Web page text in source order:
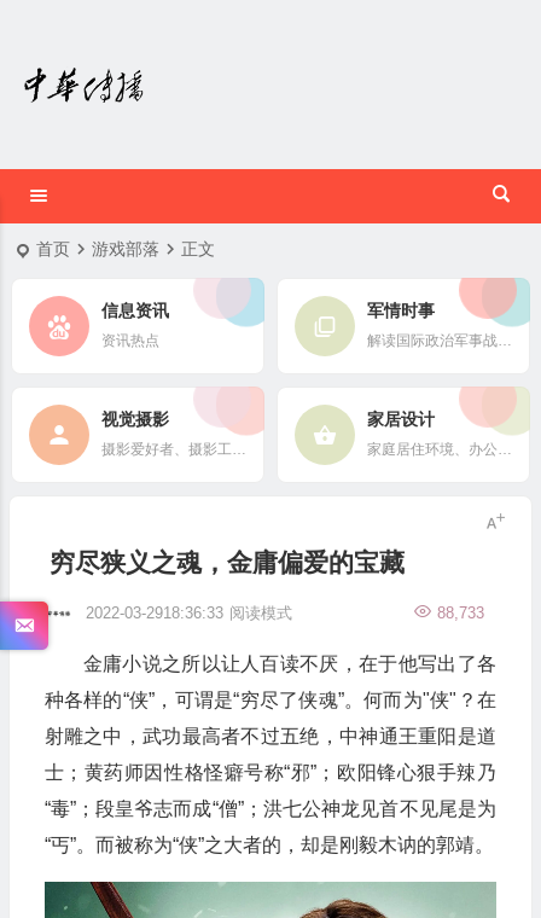
首页 游戏部落 正文
信息资讯
资讯热点
军情时事
解读国际政治军事战略格局
视觉摄影
摄影爱好者、摄影工作者及摄影行业信息
家居设计
家庭居住环境、办公场所、公共空间陈设风格以设计搭配
穷尽狭义之魂，金庸偏爱的宝藏
2022-03-2918:36:33 88,733
阅读模式
金庸小说之所以让人百读不厌，在于他写出了各
种各样的“侠”，可谓是“穷尽了侠魂”。何而为"侠"？在
射雕之中，武功最高者不过五绝，中神通王重阳是道
士；黄药师因性格怪癖号称“邪”；欧阳锋心狠手辣乃
“毒”；段皇爷志而成“僧”；洪七公神龙见首不见尾是为
“丐”。而被称为“侠”之大者的，却是刚毅木讷的郭靖。